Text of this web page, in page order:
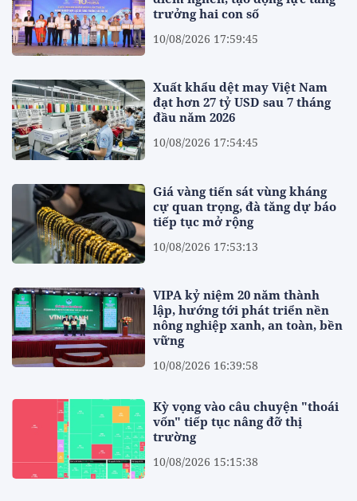
trưởng hai con số
10/08/2026 17:59:45
Xuất khẩu dệt may Việt Nam
đạt hơn 27 tỷ USD sau 7 tháng
đầu năm 2026
10/08/2026 17:54:45
Giá vàng tiến sát vùng kháng
cự quan trọng, đà tăng dự báo
tiếp tục mở rộng
10/08/2026 17:53:13
VIPA kỷ niệm 20 năm thành
lập, hướng tới phát triển nền
nông nghiệp xanh, an toàn, bền
vững
10/08/2026 16:39:58
Kỳ vọng vào câu chuyện "thoái
vốn" tiếp tục nâng đỡ thị
trường
10/08/2026 15:15:38